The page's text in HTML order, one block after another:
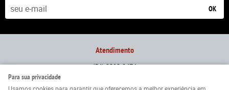
OK
Atendimento
(54)3292-2474
De seg. à sex. das 9h às 18h
Para sua privacidade